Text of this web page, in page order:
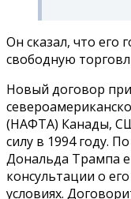
Он сказал, что его
свободную
Новый договор
(НАФТА) Канады,
силу в 1994 году.
Дональда Трампа
консультации о
условиях.